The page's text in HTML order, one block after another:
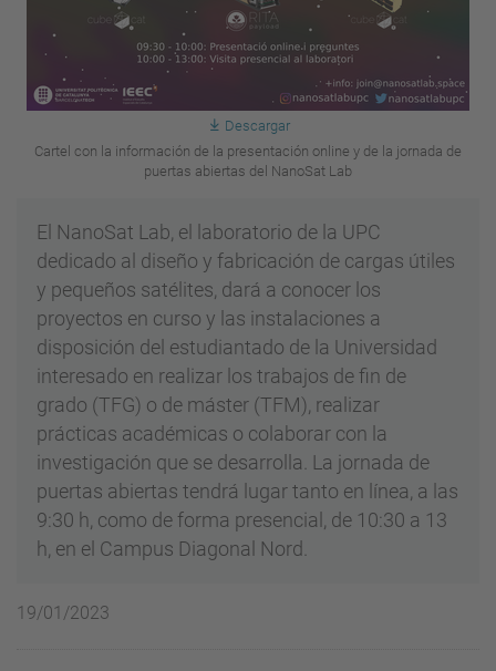
Descargar
Cartel con la información de la presentación online y de la jornada de
puertas abiertas del NanoSat Lab
El NanoSat Lab, el laboratorio de la UPC
dedicado al diseño y fabricación de cargas útiles
y pequeños satélites, dará a conocer los
proyectos en curso y las instalaciones a
disposición del estudiantado de la Universidad
interesado en realizar los trabajos de fin de
grado (TFG) o de máster (TFM), realizar
prácticas académicas o colaborar con la
investigación que se desarrolla. La jornada de
puertas abiertas tendrá lugar tanto en línea, a las
9:30 h, como de forma presencial, de 10:30 a 13
h, en el Campus Diagonal Nord.
19/01/2023